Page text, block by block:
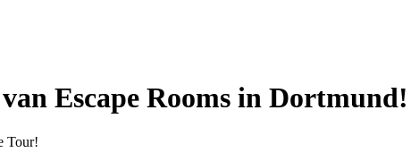
Escape Rooms in Dortmund!